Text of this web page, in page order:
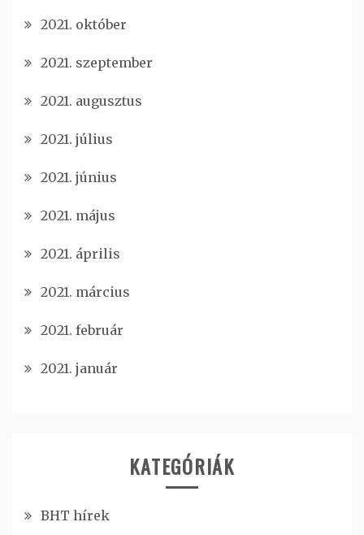
2021. október
2021. szeptember
2021. augusztus
2021. július
2021. június
2021. május
2021. április
2021. március
2021. február
2021. január
KATEGÓRIÁK
BHT hírek